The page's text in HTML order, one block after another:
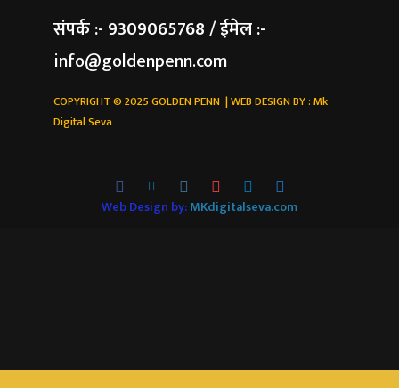
संपर्क :- 9309065768 / ईमेल :-
info@goldenpenn.com
COPYRIGHT © 2025 GOLDEN PENN | WEB DESIGN BY :Mk
Digital Seva
Web Design by:MKdigitalseva.com